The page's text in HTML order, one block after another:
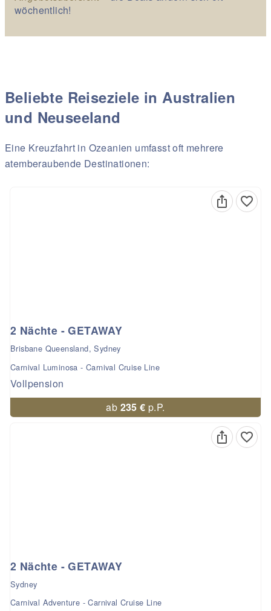
wöchentlich!
Beliebte Reiseziele in Australien
und Neuseeland
Eine Kreuzfahrt in Ozeanien umfasst oft mehrere
atemberaubende Destinationen:
2 Nächte - GETAWAY
Brisbane Queensland, Sydney
Carnival Luminosa - Carnival Cruise Line
Vollpension
ab 235 € p.P.
2 Nächte - GETAWAY
Sydney
Carnival Adventure - Carnival Cruise Line